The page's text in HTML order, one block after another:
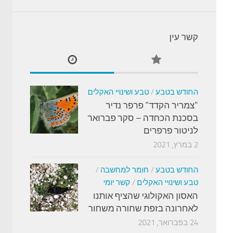
קשר עין
החודש בטבע / טבע ושינויי האקלים
"צמריר הקדד" פרפר נדיר
בסכנת הכחדה – סקר פברואר
לניטור פרפרים
2 במרץ, 2021
החודש בטבע / חומר למחשבה /
טבע ושינויי האקלים / קשר יומי
האסון האקולוגי שהציף אותנו
לאחרונה בזפת שחורה משחור
24 בפברואר, 2021